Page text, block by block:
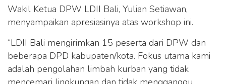
Wakil Ketua DPW LDII Bali, Yulian Setiawan,
menyampaikan apresiasinya atas workshop ini.
“LDII Bali mengirimkan 15 peserta dari DPW dan
beberapa DPD kabupaten/kota. Fokus utama kami
adalah pengolahan limbah kurban yang tidak